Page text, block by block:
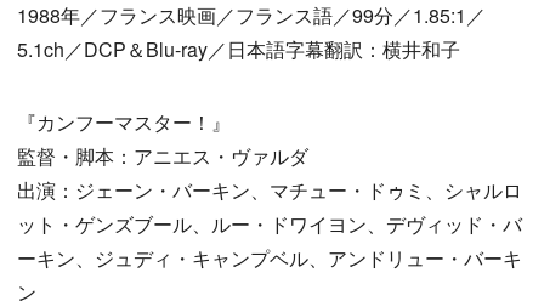
1988年／フランス映画／フランス語／99分／1.85:1／
5.1ch／DCP＆Blu-ray／日本語字幕翻訳：横井和子
『カンフーマスター！』
監督・脚本：アニエス・ヴァルダ
出演：ジェーン・バーキン、マチュー・ドゥミ、シャルロ
ット・ゲンズブール、ルー・ドワイヨン、デヴィッド・バ
ーキン、ジュディ・キャンプベル、アンドリュー・バーキ
ン